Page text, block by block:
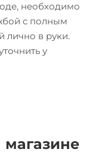
необходимо
с полным
лично в руки.
у